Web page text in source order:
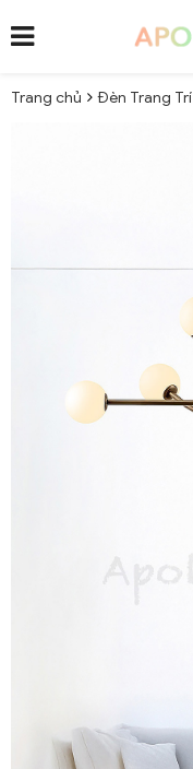
Trang chủ Đèn Trang Trí